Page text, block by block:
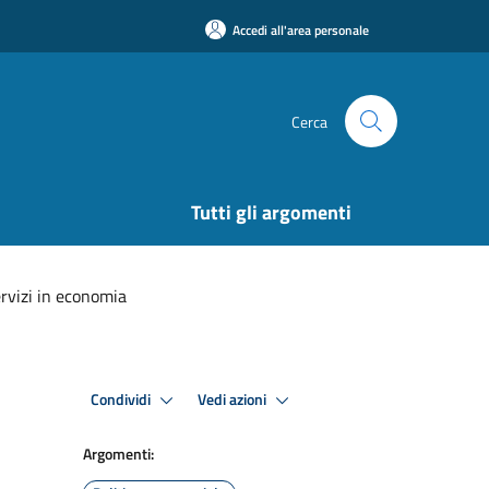
Accedi all'area personale
Cerca
Tutti gli argomenti
in economia
Condividi Vedi azioni
Argomenti: